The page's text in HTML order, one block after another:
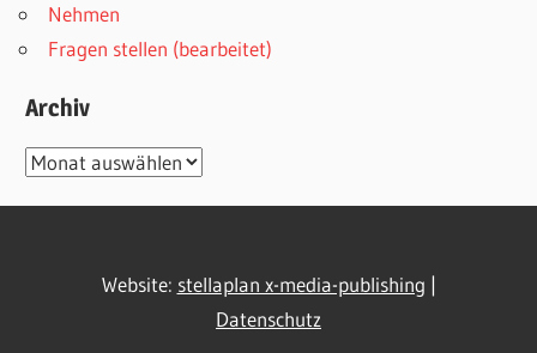
Nehmen
Fragen stellen (bearbeitet)
Archiv
Archiv
Website: stellaplan x-media-publishing |
Datenschutz